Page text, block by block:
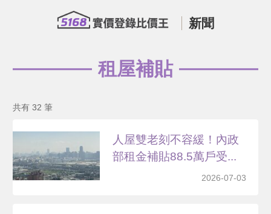
新聞
租屋補貼
共有 32 筆
人屋雙老刻不容緩！內政
部租金補貼88.5萬戶受...
2026-07-03